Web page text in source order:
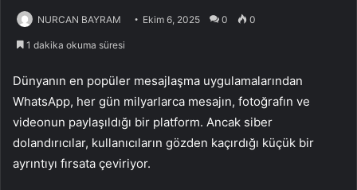
NURCAN BAYRAM Ekim 6, 2025 0 0
1 dakika okuma süresi
Dünyanın en popüler mesajlaşma uygulamalarından
WhatsApp, her gün milyarlarca mesajın, fotoğrafın ve
videonun paylaşıldığı bir platform. Ancak siber
dolandırıcılar, kullanıcıların gözden kaçırdığı küçük bir
ayrıntıyı fırsata çeviriyor.